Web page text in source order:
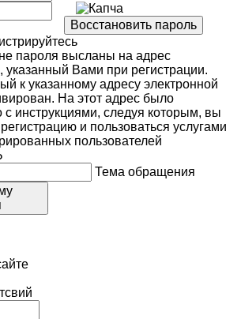
пароля высланы на адрес
указанный Вами при регистрации.
к указанному адресу электронной
На этот адрес было
с инструкциями, следуя которым, вы
и пользоваться услугами
пользователей
Тема обращения